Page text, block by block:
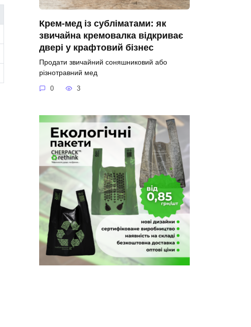
Крем-мед із субліматами: як
звичайна кремовалка відкриває
двері у крафтовий бізнес
Продати звичайний соняшниковий або
різнотравний мед
0 3